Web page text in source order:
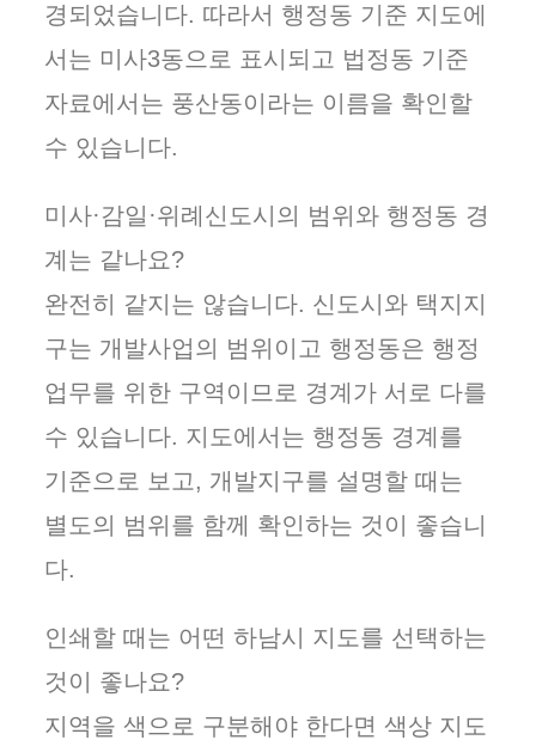
경되었습니다. 따라서 행정동 기준 지도에
서는 미사3동으로 표시되고 법정동 기준
자료에서는 풍산동이라는 이름을 확인할
수 있습니다.
미사·감일·위례신도시의 범위와 행정동 경
계는 같나요?
완전히 같지는 않습니다. 신도시와 택지지
구는 개발사업의 범위이고 행정동은 행정
업무를 위한 구역이므로 경계가 서로 다를
수 있습니다. 지도에서는 행정동 경계를
기준으로 보고, 개발지구를 설명할 때는
별도의 범위를 함께 확인하는 것이 좋습니
다.
인쇄할 때는 어떤 하남시 지도를 선택하는
것이 좋나요?
지역을 색으로 구분해야 한다면 색상 지도